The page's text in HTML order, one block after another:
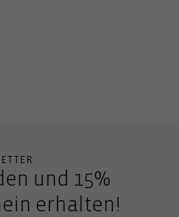
und 15%
erhalten!